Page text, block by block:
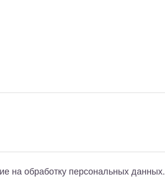
на обработку персональных данных.